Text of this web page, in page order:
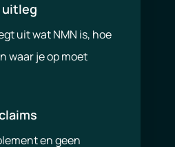
uitleg
uit wat NMN is, hoe
waar je op moet
en geen